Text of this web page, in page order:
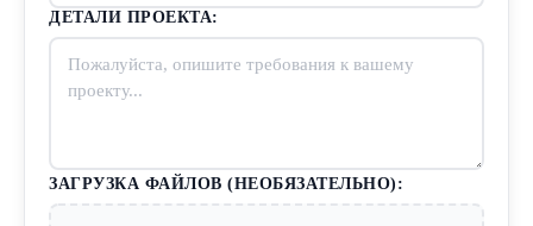
ДЕТАЛИ ПРОЕКТА:
ЗАГРУЗКА ФАЙЛОВ (НЕОБЯЗАТЕЛЬНО):